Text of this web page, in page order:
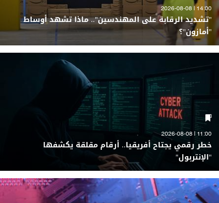
14:00 | 2026-08-08
"تشديد الرقابة على المهندسين".. ماذا تشهد أوساط
"أمازون"؟
11:00 | 2026-08-08
خطر رقمي يجتاح أفريقيا.. أرقام مقلقة يكشفها
"الإنتربول"